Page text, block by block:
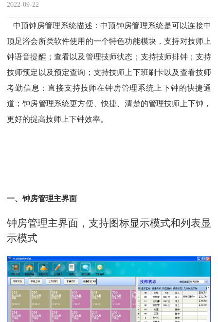
2022-09-22
中顶钟房管理系统描述：中顶钟房管理系统是可以连接中
顶足浴会所类软件使用的一个特色功能模块，支持对技师上
钟语音提醒；查看以及管理技师状态；支持技师排钟；支持
技师预定以及预定查询；支持技师上下班刷卡以及查看技师
考勤信息；直接支持技师在钟房管理系统上下钟的快捷通
道；钟房管理系统更方便、快捷、清楚的管理技师上下钟，
更好的提高技师上下钟效率。
一、钟房管理主界面
钟房管理主界面，支持图标显示模式和列表显
示模式